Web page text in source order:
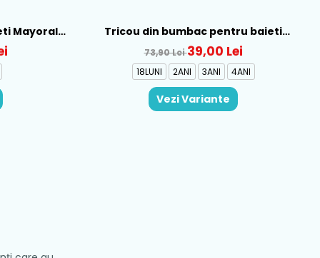
Mayoral,
Tricou din bumbac pentru baieti
Mayoral, Galben - 1015-22
73,90 Lei39,00 Lei
18LUNI 2ANI 3ANI 4ANI
Vezi Variante